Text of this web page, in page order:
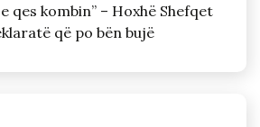
qes kombin” – Hoxhë Shefqet
që po bën bujë